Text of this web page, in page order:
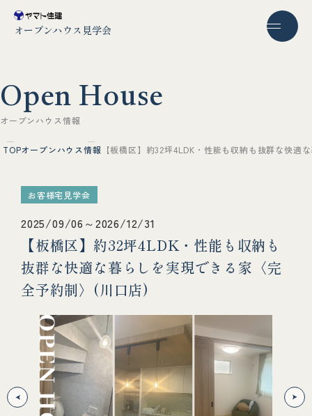
オープンハウス見学会
Open House
オー プンハ ウ ス情報
TOPオープンハウス情報 【板橋区】約32坪4LDK・性能も収納も抜群な快
お客様宅見学会
2025/09/06～2026/12/31
【板橋区】約32坪4LDK・性能も収納も
抜群な快適な暮らしを実現できる家〈完
全予約制〉(川口店)